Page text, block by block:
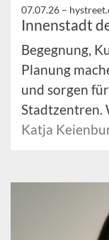
07.07.26 –
Innenstadt
Begegnung,
Planung
und sorgen
Stadtzentren.
Katja